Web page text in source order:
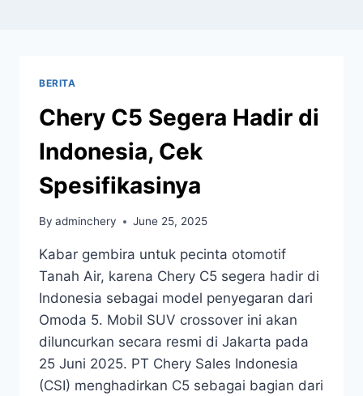
BERITA
Chery C5 Segera Hadir di
Indonesia, Cek
Spesifikasinya
By adminchery June 25, 2025
Kabar gembira untuk pecinta otomotif
Tanah Air, karena Chery C5 segera hadir di
Indonesia sebagai model penyegaran dari
Omoda 5. Mobil SUV crossover ini akan
diluncurkan secara resmi di Jakarta pada
25 Juni 2025. PT Chery Sales Indonesia
(CSI) menghadirkan C5 sebagai bagian dari